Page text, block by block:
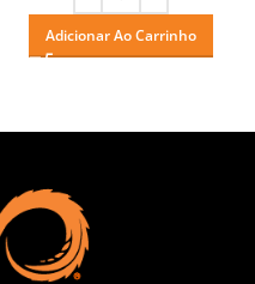
Adicionar Ao Carrinho